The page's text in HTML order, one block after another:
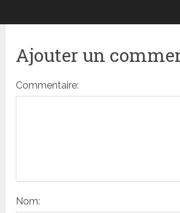
Ajouter un
Commentaire:
Nom: